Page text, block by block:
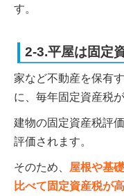
す。
2-3.平屋は固定
家など不動産を保有
に、毎年固定資産税
建物の固定資産税評
評価されます。
そのため、 屋根や基
比べて固定資産税が